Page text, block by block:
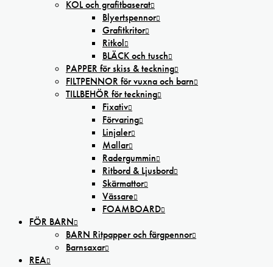
KOL och grafitbaserat
Blyertspennor
Grafitkritor
Ritkol
BLÄCK och tusch
PAPPER för skiss & teckning
FILTPENNOR för vuxna och barn
TILLBEHÖR för teckning
Fixativ
Förvaring
Linjaler
Mallar
Radergummin
Ritbord & Ljusbord
Skärmattor
Vässare
FOAMBOARD
FÖR BARN
BARN Ritpapper och färgpennor
Barnsaxar
REA